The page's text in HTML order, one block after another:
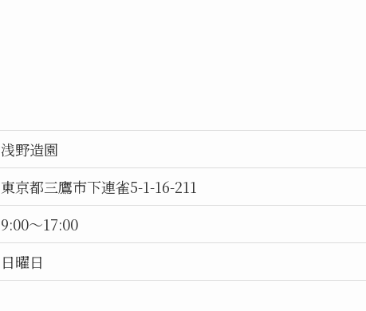
浅野造園
東京都三鷹市下連雀5-1-16-211
9:00〜17:00
日曜日